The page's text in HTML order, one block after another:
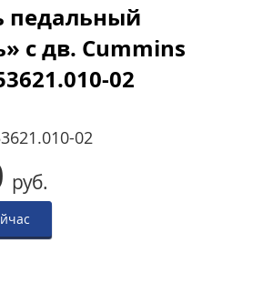
педальный
с дв. Cummins
02
02
руб.